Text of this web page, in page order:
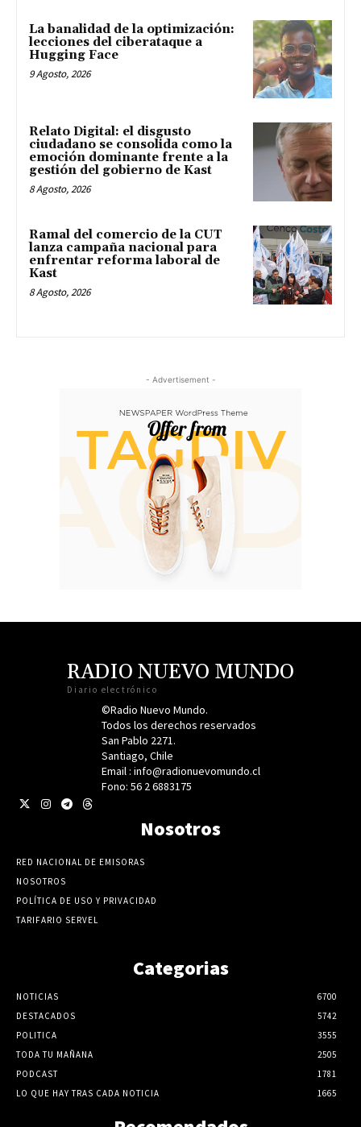
La banalidad de la optimización:
lecciones del ciberataque a
Hugging Face
9 Agosto, 2026
Relato Digital: el disgusto
ciudadano se consolida como la
emoción dominante frente a la
gestión del gobierno de Kast
8 Agosto, 2026
Ramal del comercio de la CUT
lanza campaña nacional para
enfrentar reforma laboral de
Kast
8 Agosto, 2026
- Advertisement -
RADIO NUEVO MUNDO
Diario electrónico
©Radio Nuevo Mundo.
Todos los derechos reservados
San Pablo 2271.
Santiago, Chile
Email : info@radionuevomundo.cl
Fono: 56 2 6883175
Nosotros
RED NACIONAL DE EMISORAS
NOSOTROS
POLÍTICA DE USO Y PRIVACIDAD
TARIFARIO SERVEL
Categorias
NOTICIAS
6700
DESTACADOS
5742
POLITICA
3555
TODA TU MAÑANA
2505
PODCAST
1781
LO QUE HAY TRAS CADA NOTICIA
1665